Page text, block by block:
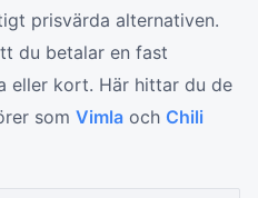
prisvärda alternativen.
du betalar en fast
eller kort. Här hittar du de
som Vimla och Chili